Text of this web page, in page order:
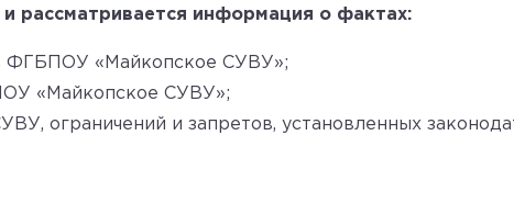
рассматривается информация о фактах:
ФГБПОУ «Майкопское СУВУ»;
«Майкопское СУВУ»;
ограничений и запретов, установленных